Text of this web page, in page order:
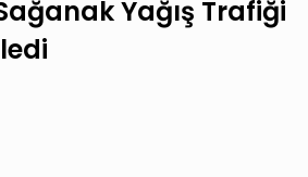
Yağış Trafiği